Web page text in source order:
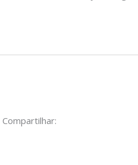
Compartilhar: